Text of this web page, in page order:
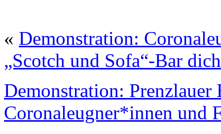
« Demonstration:
„Scotch und Sofa“-Bar
Demonstration: Prenzlauer
Coronaleugner*innen und